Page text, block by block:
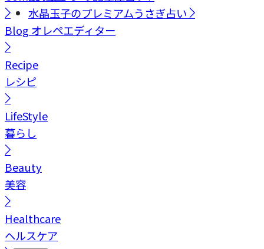
水晶玉子のプレミアムうさぎ占い
Blog オレペエディター
Recipe
レシピ
LifeStyle
暮らし
Beauty
美容
Healthcare
ヘルスケア